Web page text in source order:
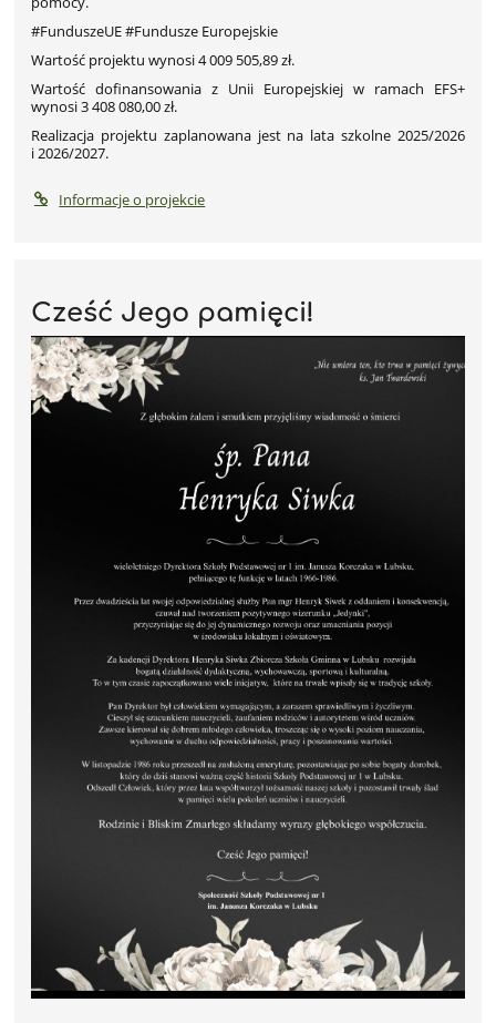
#FunduszeUE #Fundusze Europejskie
Wartość projektu wynosi 4 009 505,89 zł.
Wartość dofinansowania z Unii Europejskiej w ramach EFS+
wynosi 3 408 080,00 zł.
Realizacja projektu zaplanowana jest na lata szkolne 2025/2026
i 2026/2027.
Informacje o projekcie
Cześć Jego pamięci!